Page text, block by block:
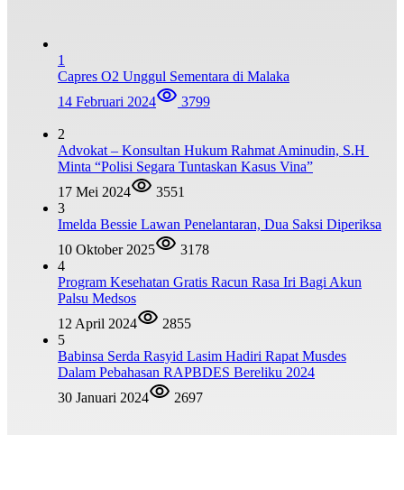
1
Capres O2 Unggul Sementara di Malaka
14 Februari 2024
3799
2
Advokat – Konsultan Hukum Rahmat Aminudin, S.H
Minta “Polisi Segara Tuntaskan Kasus Vina”
17 Mei 2024
3551
3
Imelda Bessie Lawan Penelantaran, Dua Saksi Diperiksa
10 Oktober 2025
3178
4
Program Kesehatan Gratis Racun Rasa Iri Bagi Akun
Palsu Medsos
12 April 2024
2855
5
Babinsa Serda Rasyid Lasim Hadiri Rapat Musdes
Dalam Pebahasan RAPBDES Bereliku 2024
30 Januari 2024
2697